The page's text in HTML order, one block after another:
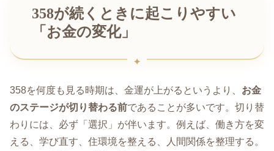
358が続くときに起こりやすい
「お金の変化」
358を何度も見る時期は、金運が上がるというより、 お金
のステージが切り替わる前であることが多いです。切り替
わりには、必ず「選択」が伴います。例えば、働き方を変
える、学び直す、住環境を整える、人間関係を整理する。